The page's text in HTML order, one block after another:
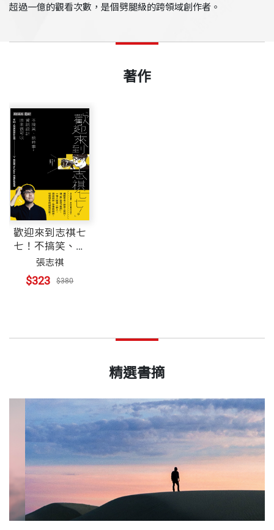
超過一億的觀看次數，是個劈腿級的跨領域創作者。
著作
歡迎來到志祺七
七！不搞笑、談
時事，資訊設計
原來很可以
張志祺
$323 $380
精選書摘